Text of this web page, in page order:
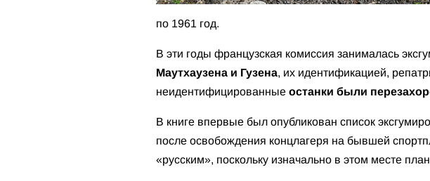
по 1961 год.
В эти годы французская комиссия занималась
Маутхаузена и Гузена, их идентификацией,
неидентифицированные останки были
В книге впервые был опубликован список
после освобождения концлагеря на бывшей
«русским», поскольку изначально в этом месте